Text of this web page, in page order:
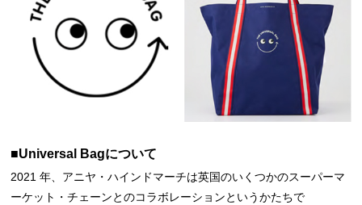
■Universal Bagについて
2021 年、アニヤ・ハインドマーチは英国のいくつかのスーパーマ
ーケット・チェーンとのコラボレーションというかたちで